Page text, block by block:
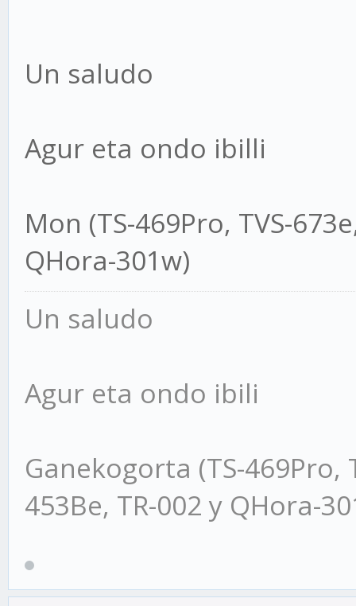
Un saludo
Agur eta ondo ibilli
Mon (TS-469Pro, TVS-
QHora-301w)
Un saludo
Agur eta ondo ibili
Ganekogorta (TS-469Pro,
453Be, TR-002 y QHora-